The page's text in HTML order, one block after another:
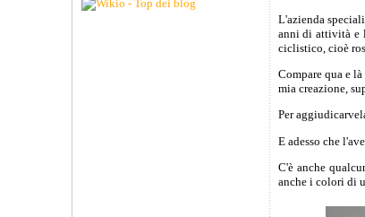
L'azienda
anni di attività e
ciclistico, cioè
Compare qua e
mia creazione,
Per
E adesso che
C'è anche
anche i colori di